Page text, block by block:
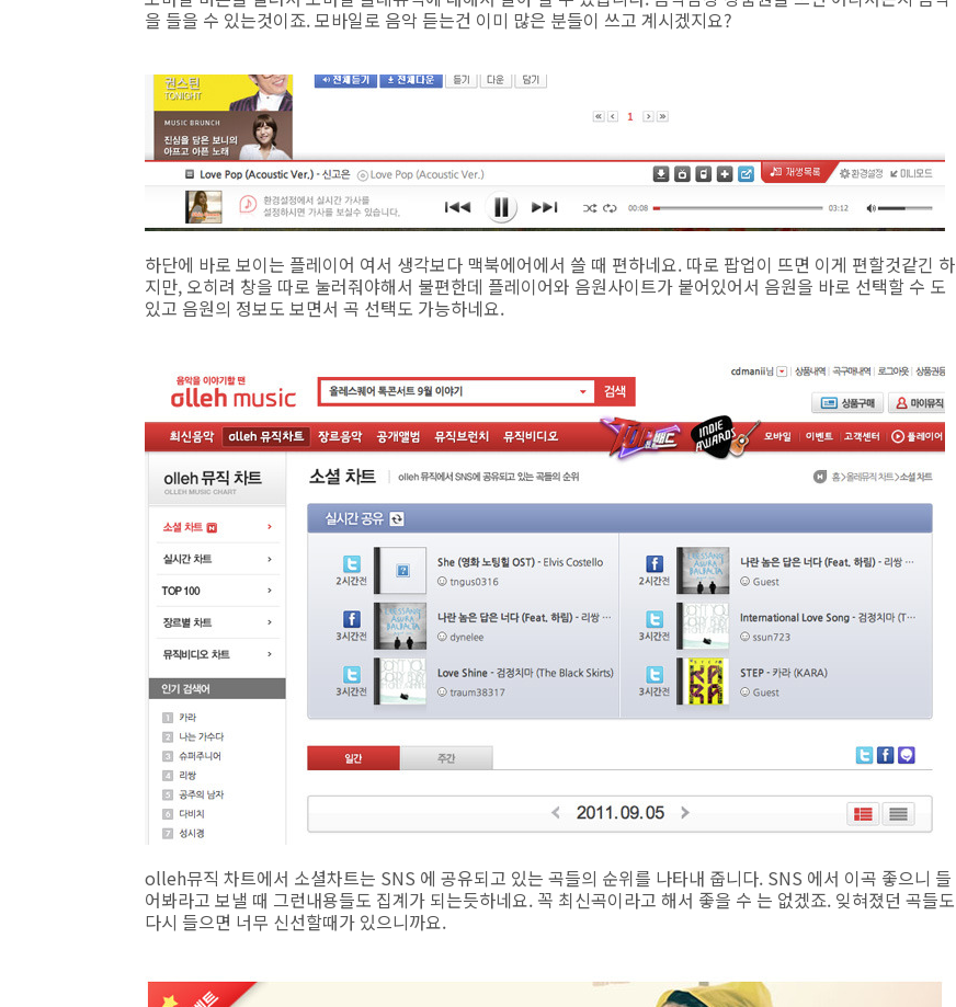
을 들을 수 있는것이죠. 모바일로 음악 듣는건 이미 많은 분들이 쓰고 계시겠지요?
하단에 바로 보이는 플레이어 여서 생각보다 맥북에어에서 쓸 때 편하네요. 따로 팝업이 뜨면 이게 편할것같긴 하
지만, 오히려 창을 따로 눌러줘야해서 불편한데 플레이어와 음원사이트가 붙어있어서 음원을 바로 선택할 수 도
있고 음원의 정보도 보면서 곡 선택도 가능하네요.
olleh뮤직 차트에서 소셜차트는 SNS 에 공유되고 있는 곡들의 순위를 나타내 줍니다. SNS 에서 이곡 좋으니 들
어봐라고 보낼 때 그런내용들도 집계가 되는듯하네요. 꼭 최신곡이라고 해서 좋을 수 는 없겠죠. 잊혀졌던 곡들도
다시 들으면 너무 신선할때가 있으니까요.